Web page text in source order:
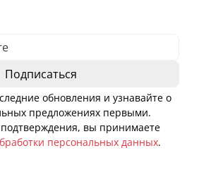
обновления и узнавайте о
предложениях первыми.
вы принимаете
персональных данных.